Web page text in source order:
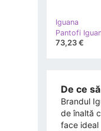
Iguana
73,23 €
De ce
Brandul
de înaltă
face ideal